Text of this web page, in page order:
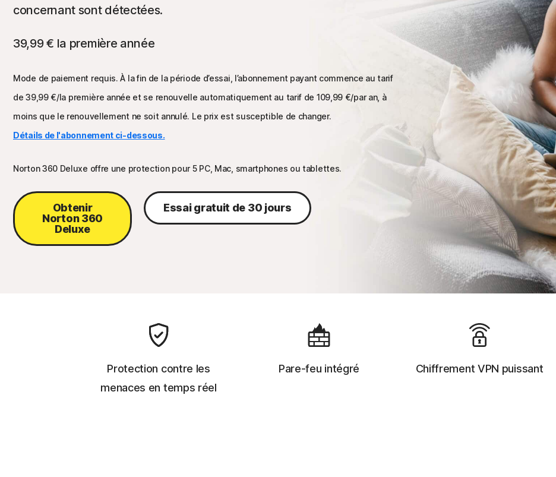
concernant sont détectées.
39,99 € la première année
Mode de paiement requis. À la fin de la période d’essai, l’abonnement payant commence au tarif
de39,99 €/la première année et se renouvelle automatiquement au tarif de 109,99 €/par an, à
moins que le renouvellement ne soit annulé. Le prix est susceptible de changer.
Détails de l'abonnement ci-dessous.
Norton 360 Deluxe offre une protection pour 5 PC, Mac, smartphones ou tablettes.
Obtenir
Norton 360
Deluxe
Essai gratuit de 30 jours
Protection contre les
menaces en temps réel
Pare-feu intégré Chiffrement VPN puissant